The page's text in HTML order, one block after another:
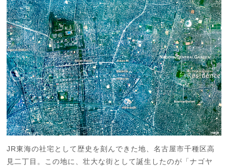
JR東海の社宅として歴史を刻んできた地、名古屋市千種区高
見二丁目。この地に、壮大な街として誕生したのが「ナゴヤ